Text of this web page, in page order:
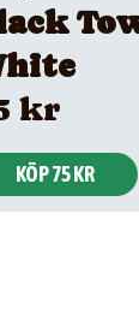
kr
KÖP 75 KR